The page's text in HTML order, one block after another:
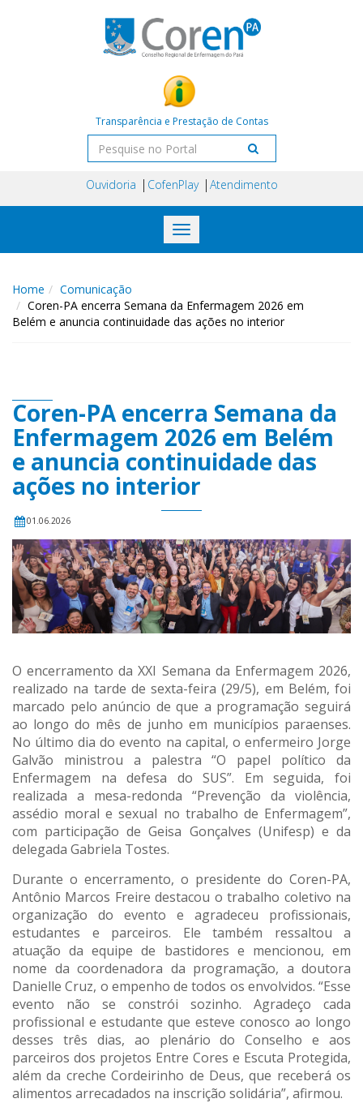
Transparência e Prestação de Contas
Ouvidoria CofenPlay Atendimento
Toggle
navigation
Home
Comunicação
Coren-PA encerra Semana da Enfermagem 2026 em
Belém e anuncia continuidade das ações no interior
Coren-PA encerra Semana da
Enfermagem 2026 em Belém
e anuncia continuidade das
ações no interior
01.06.2026
O encerramento da XXI Semana da Enfermagem 2026,
realizado na tarde de sexta-feira (29/5), em Belém, foi
marcado pelo anúncio de que a programação seguirá
ao longo do mês de junho em municípios paraenses.
No último dia do evento na capital, o enfermeiro Jorge
Galvão ministrou a palestra “O papel político da
Enfermagem na defesa do SUS”. Em seguida, foi
realizada a mesa-redonda “Prevenção da violência,
assédio moral e sexual no trabalho de Enfermagem”,
com participação de Geisa Gonçalves (Unifesp) e da
delegada Gabriela Tostes.
Durante o encerramento, o presidente do Coren-PA,
Antônio Marcos Freire destacou o trabalho coletivo na
organização do evento e agradeceu profissionais,
estudantes e parceiros. Ele também ressaltou a
atuação da equipe de bastidores e mencionou, em
nome da coordenadora da programação, a doutora
Danielle Cruz, o empenho de todos os envolvidos. “Esse
evento não se constrói sozinho. Agradeço cada
profissional e estudante que esteve conosco ao longo
desses três dias, ao plenário do Conselho e aos
parceiros dos projetos Entre Cores e Escuta Protegida,
além da creche Cordeirinho de Deus, que receberá os
alimentos arrecadados na inscrição solidária”, afirmou.